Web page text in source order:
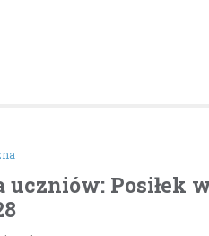
uczniów: Posiłek